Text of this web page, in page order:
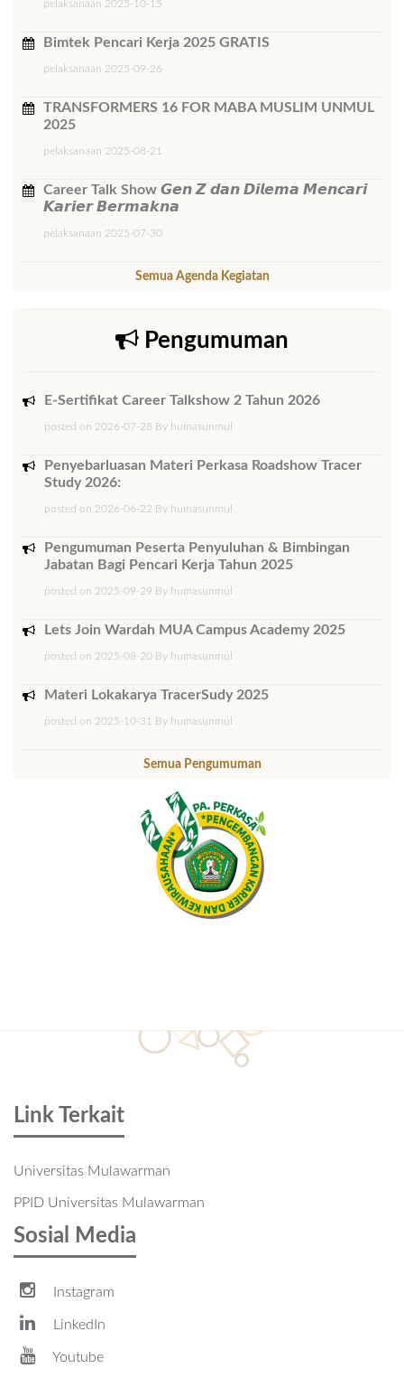
pelaksanaan 2025-10-15
Bimtek ​Pencari Kerja 2025 GRATIS
pelaksanaan 2025-09-26
TRANSFORMERS 16 FOR MABA MUSLIM UNMUL
2025
pelaksanaan 2025-08-21
Career Talk Show 𝙂𝙚𝙣 𝙕 𝙙𝙖𝙣 𝘿𝙞𝙡𝙚𝙢𝙖 𝙈𝙚𝙣𝙘𝙖𝙧𝙞
𝙆𝙖𝙧𝙞𝙚𝙧 𝘽𝙚𝙧𝙢𝙖𝙠𝙣𝙖
pelaksanaan 2025-07-30
Semua Agenda Kegiatan
Pengumuman
E-Sertifikat Career Talkshow 2 Tahun 2026
posted on 2026-07-28 By humasunmul
Penyebarluasan Materi Perkasa Roadshow Tracer
Study 2026:
posted on 2026-06-22 By humasunmul
Pengumuman Peserta Penyuluhan & Bimbingan
Jabatan Bagi Pencari Kerja Tahun 2025
posted on 2025-09-29 By humasunmul
Lets Join Wardah MUA Campus Academy 2025
posted on 2025-08-20 By humasunmul
Materi Lokakarya TracerSudy 2025
posted on 2025-10-31 By humasunmul
Semua Pengumuman
Link Terkait
Universitas Mulawarman
PPID Universitas Mulawarman
Sosial Media
Instagram
LinkedIn
Youtube